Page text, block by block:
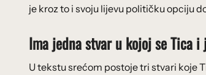
je kroz to i svoju lijevu političku opciju
Ima jedna stvar u kojoj se Tica i
U tekstu srećom postoje tri stvari koje